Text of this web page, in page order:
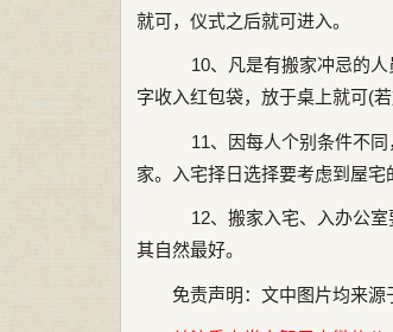
就可，仪式之后就可进入。
10、凡是有搬家冲忌的人
字收入红包袋，放于桌上就可(若
11、因每人个别条件不同
家。入宅择日选择要考虑到屋宅
12、搬家入宅、入办公室
其自然最好。
免责声明：文中图片均来源